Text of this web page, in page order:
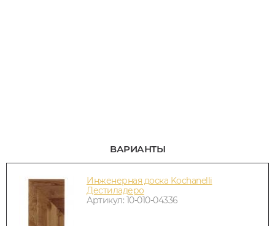
ВАРИАНТЫ
Инженерная доска Kochanelli
Дестиладеро
Артикул: 10-010-04336